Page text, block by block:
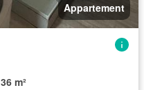
Appartement
36 m²